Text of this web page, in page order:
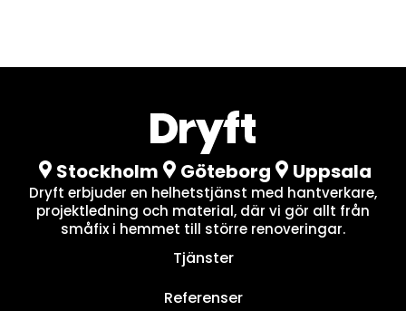
Stockholm Göteborg Uppsala
Dryft erbjuder en helhetstjänst med hantverkare,
projektledning och material, där vi gör allt från
småfix i hemmet till större renoveringar.
Tjänster
Referenser